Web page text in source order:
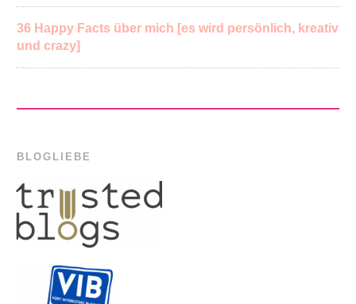
36 Happy Facts über mich [es wird persönlich, kreativ
und crazy]
BLOGLIEBE